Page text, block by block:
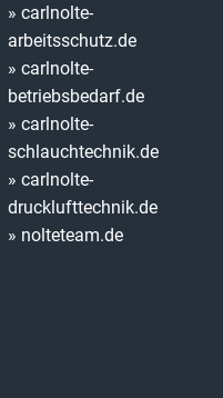
» carlnolte-
arbeitsschutz.de
» carlnolte-
betriebsbedarf.de
» carlnolte-
schlauchtechnik.de
» carlnolte-
drucklufttechnik.de
» nolteteam.de